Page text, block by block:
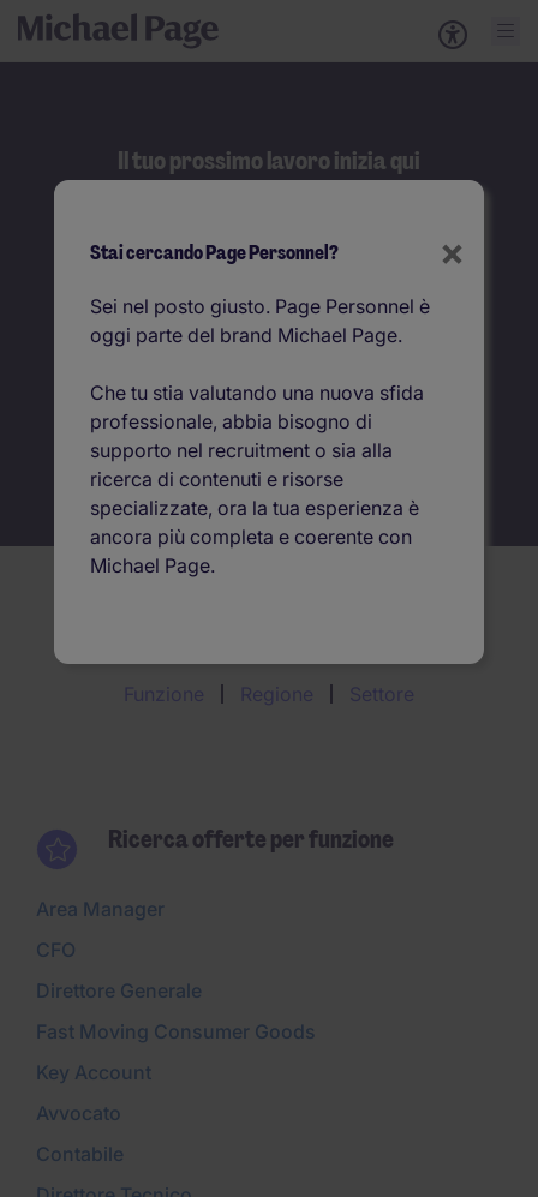
Il tuo prossimo lavoro inizia qui
Job title
Dove
Funzione Regione Settore
Ricerca offerte per funzione
Area Manager
CFO
Direttore Generale
Fast Moving Consumer Goods
Key Account
Avvocato
Contabile
×
Stai cercando Page Personnel?
Sei nel posto giusto. Page Personnel è
oggi parte del brand Michael Page.
Che tu stia valutando una nuova sfida
professionale, abbia bisogno di
supporto nel recruitment o sia alla
ricerca di contenuti e risorse
specializzate, ora la tua esperienza è
ancora più completa e coerente con
Michael Page.